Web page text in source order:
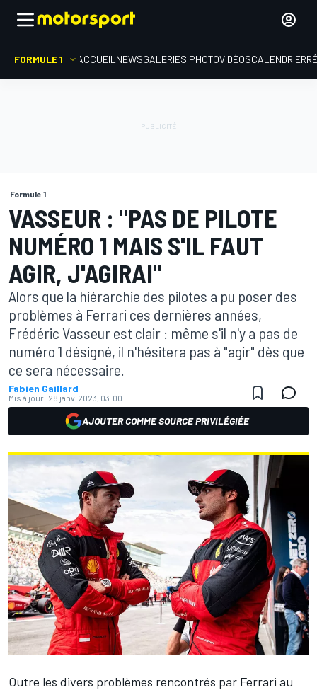
FORMULE 1 ACCUEIL NEWSGALERIES PHOTOVIDÉOSCALENDRIER
Formule 1
VASSEUR : "PAS DE PILOTE
NUMÉRO 1 MAIS S'IL FAUT
AGIR, J'AGIRAI"
Alors que la hiérarchie des pilotes a pu poser des
problèmes à Ferrari ces dernières années,
Frédéric Vasseur est clair : même s'il n'y a pas de
numéro 1 désigné, il n'hésitera pas à "agir" dès que
ce sera nécessaire.
Fabien Gaillard
Mis à jour: 28 janv. 2023, 03:00
AJOUTER COMME SOURCE PRIVILÉGIÉE
Outre les divers problèmes rencontrés par Ferrari au